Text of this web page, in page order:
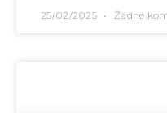
25/02/2025 Žádné